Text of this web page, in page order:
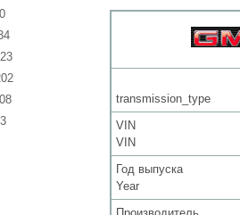
transmission_type
VIN
VIN
Год выпуска
Year